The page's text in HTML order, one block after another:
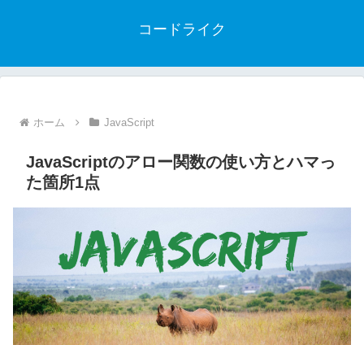
コードライク
ホーム JavaScript
JavaScriptのアロー関数の使い方とハマっ
た箇所1点